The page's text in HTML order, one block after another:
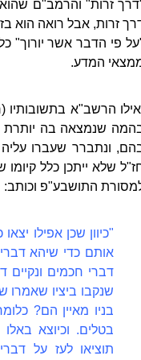
זרות" והרמב"ם שהוא
זרות, אבל רואה הוא
פי הדבר אשר יורוך"
המדע.
הרשב"א
שנמצאה בה יותרת
ונתברר שעברו
שלא ייתכן כלל
התושבע"פ וכותב:
"כיוון שכן אפילו
אותם כדי שיהא
דברי חכמים ונקיים
שנקבו ביציו שאמרו
בניו מאיין הם?
בטלים. וכיוצא
תוציאו לעז על